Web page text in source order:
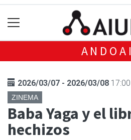
2026/03/07 - 2026/03/08 17:00
ZINEMA
Baba Yaga y el
hechizos